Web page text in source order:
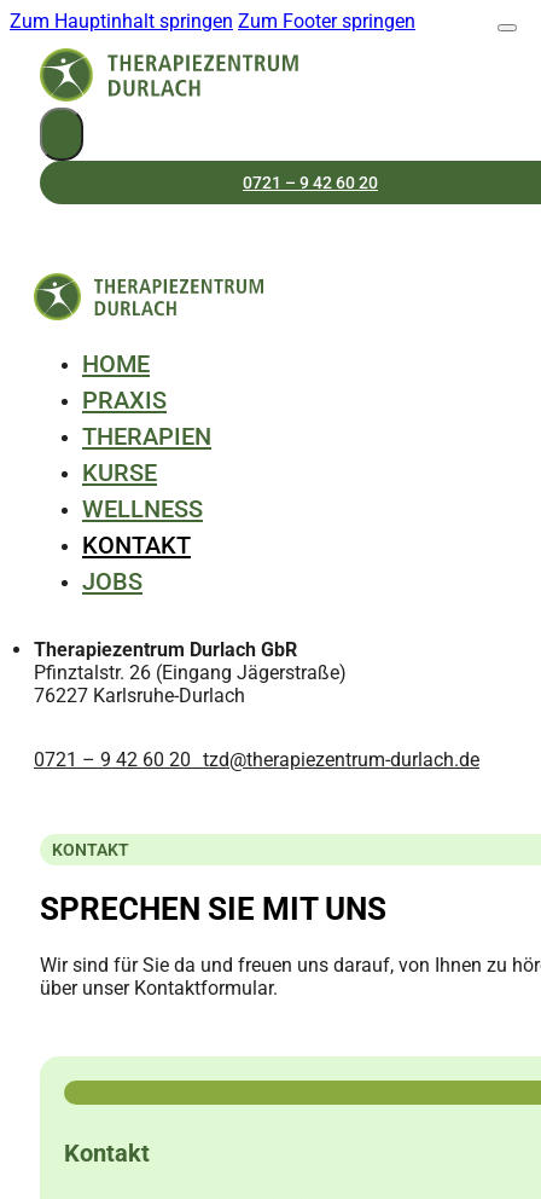
Zum Hauptinhalt springen Zum Footer springen
0721 – 9 42 60 20
HOME
PRAXIS
THERAPIEN
KURSE
WELLNESS
KONTAKT
JOBS
Therapiezentrum Durlach GbR
Pfinztalstr. 26 (Eingang Jägerstraße)
76227 Karlsruhe-Durlach
0721 – 9 42 60 20 tzd@therapiezentrum-durlach.de
KONTAKT
SPRECHEN SIE MIT UNS
Wir sind für Sie da und freuen uns darauf, von Ihnen zu
über unser Kontaktformular.
Kontakt